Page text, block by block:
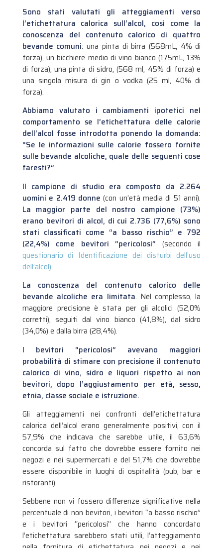
Sono stati valutati gli atteggiamenti verso
l’etichettatura calorica sull’alcol, così come la
conoscenza del contenuto calorico di quattro
bevande comuni: una pinta di birra (568mL, 4% di
forza), un bicchiere medio di vino bianco (175mL, 13%
di forza), una pinta di sidro, (568 ml, 45% di forza) e
una singola misura di gin o vodka (25 ml, 40% di
forza).
Abbiamo valutato i cambiamenti ipotetici nel
comportamento se l’etichettatura delle calorie
dell’alcol fosse introdotta ponendo la domanda:
“Se le informazioni sulle calorie fossero fornite
sulle bevande alcoliche, quale delle seguenti cose
faresti?”.
Il campione di studio era composto da 2.264
uomini e 2.419 donne (con un’età media di 51 anni).
La maggior parte del nostro campione (73%)
erano bevitori di alcol, di cui 2.736 (77,6%) sono
stati classificati come “a basso rischio” e 792
(22,4%) come bevitori “pericolosi” (secondo il
questionario di Identificazione dei disturbi dell’uso
dell’alcol).
La conoscenza del contenuto calorico delle
bevande alcoliche era limitata. Nel complesso, la
maggiore precisione è stata per gli alcolici (52,0%
corretti), seguiti dal vino bianco (41,8%), dal sidro
(34,0%) e dalla birra (28,4%).
I bevitori “pericolosi” avevano maggiori
probabilità di stimare con precisione il contenuto
calorico di vino, sidro e liquori rispetto ai non
bevitori, dopo l’aggiustamento per età, sesso,
etnia, classe sociale e istruzione.
Gli atteggiamenti nei confronti dell’etichettatura
calorica dell’alcol erano generalmente positivi, con il
57,9% che indicava che sarebbe utile, il 63,6%
concorda sul fatto che dovrebbe essere fornito nei
negozi e nei supermercati e del 51,7% che dovrebbe
essere disponibile in luoghi di ospitalità (pub, bar e
ristoranti).
Sebbene non vi fossero differenze significative nella
percentuale di non bevitori, i bevitori “a basso rischio”
e i bevitori “pericolosi” che hanno concordato
l’etichettatura sarebbero stati utili, l’atteggiamento